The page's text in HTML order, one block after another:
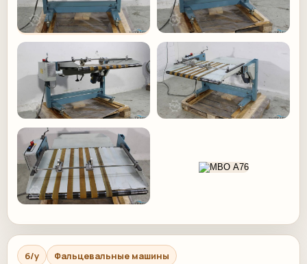
б/у Фальцевальные машины